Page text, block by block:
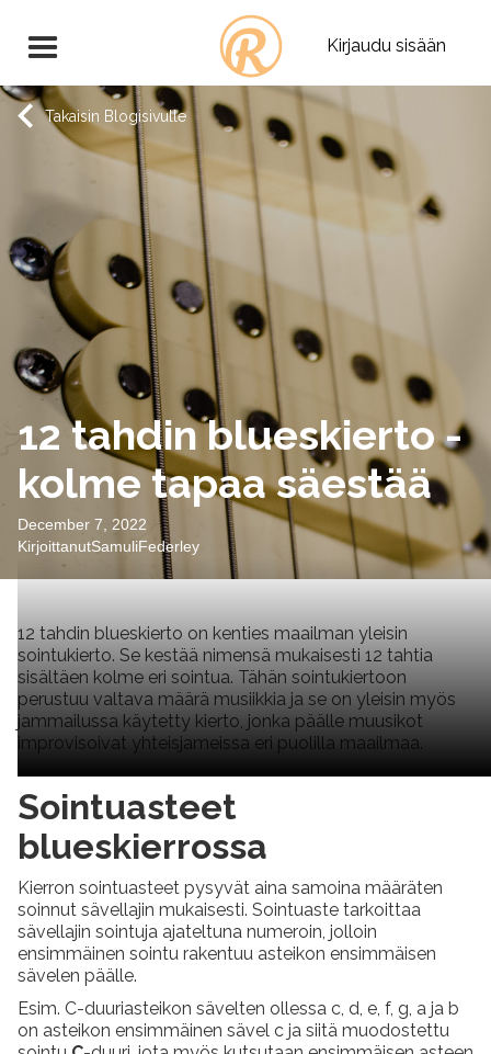
Kirjaudu sisään
Takaisin Blogisivulle
12 tahdin blueskierto -
kolme tapaa säestää
December 7, 2022
KirjoittanutSamuliFederley
12 tahdin blueskierto on kenties maailman yleisin
sointukierto. Se kestää nimensä mukaisesti 12 tahtia
sisältäen kolme eri sointua. Tähän sointukiertoon
perustuu valtava määrä musiikkia ja se on yleisin myös
jammailussa käytetty kierto, jonka päälle muusikot
improvisoivat yhteisjameissa eri puolilla maailmaa.
Sointuasteet
blueskierrossa
Kierron sointuasteet pysyvät aina samoina määräten
soinnut sävellajin mukaisesti. Sointuaste tarkoittaa
sävellajin sointuja ajateltuna numeroin, jolloin
ensimmäinen sointu rakentuu asteikon ensimmäisen
sävelen päälle.
Esim. C-duuriasteikon sävelten ollessa c, d, e, f, g, a ja b
on asteikon ensimmäinen sävel c ja siitä muodostettu